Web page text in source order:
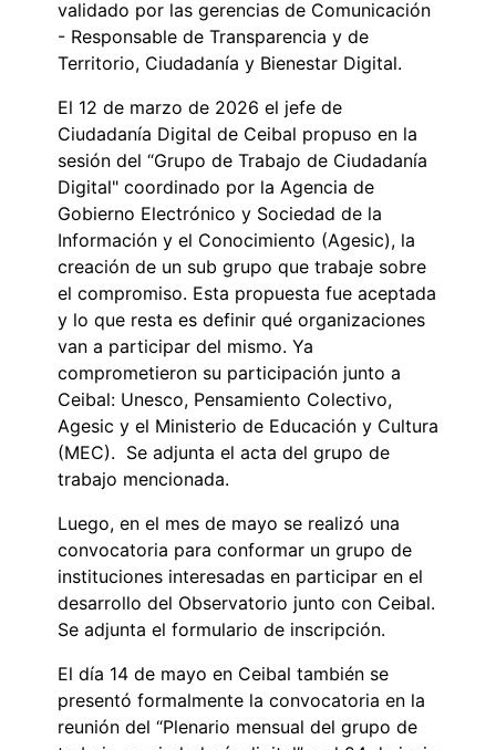
validado por las gerencias de Comunicación
- Responsable de Transparencia y de
Territorio, Ciudadanía y Bienestar Digital.
El 12 de marzo de 2026 el jefe de
Ciudadanía Digital de Ceibal propuso en la
sesión del “Grupo de Trabajo de Ciudadanía
Digital" coordinado por la Agencia de
Gobierno Electrónico y Sociedad de la
Información y el Conocimiento (Agesic), la
creación de un sub grupo que trabaje sobre
el compromiso. Esta propuesta fue aceptada
y lo que resta es definir qué organizaciones
van a participar del mismo. Ya
comprometieron su participación junto a
Ceibal: Unesco, Pensamiento Colectivo,
Agesic y el Ministerio de Educación y Cultura
(MEC). Se adjunta el acta del grupo de
trabajo mencionada.
Luego, en el mes de mayo se realizó una
convocatoria para conformar un grupo de
instituciones interesadas en participar en el
desarrollo del Observatorio junto con Ceibal.
Se adjunta el formulario de inscripción.
El día 14 de mayo en Ceibal también se
presentó formalmente la convocatoria en la
reunión del “Plenario mensual del grupo de